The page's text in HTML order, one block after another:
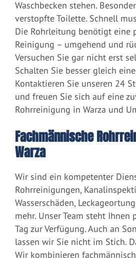
Waschbecken stehen.
verstopfte Toilette. Schnell
Die Rohrleitung benötigt eine
Reinigung – umgehend und
Versuchen Sie gar nicht erst
Schalten Sie besser gleich
Kontaktieren Sie unseren 24
und freuen Sie sich auf eine
Rohrreinigung in Warza und
Fachmännische
Warza
Wir sind ein kompetenter
Rohrreinigungen,
Wasserschäden,
mehr. Unser Team steht Ihnen
Tag zur Verfügung. Auch an
lassen wir Sie nicht im Stich.
Wir kombinieren